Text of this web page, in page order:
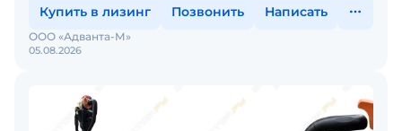
Купить в лизинг Позвонить Написать
05.08.2026
ООО «Адванта-М»